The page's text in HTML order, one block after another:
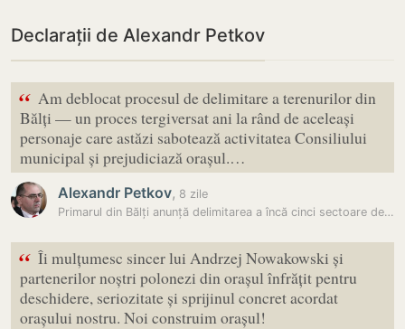
Declarații de Alexandr Petkov
“ Am deblocat procesul de delimitare a terenurilor din
Bălți — un proces tergiversat ani la rând de aceleași
personaje care astăzi sabotează activitatea Consiliului
municipal și prejudiciază orașul.…
Alexandr Petkov, 8 zile
Primarul din Bălți anunță delimitarea a încă cinci sectoare de teren
“ Îi mulțumesc sincer lui Andrzej Nowakowski și
partenerilor noștri polonezi din orașul înfrățit pentru
deschidere, seriozitate și sprijinul concret acordat
orașului nostru. Noi construim orașul!